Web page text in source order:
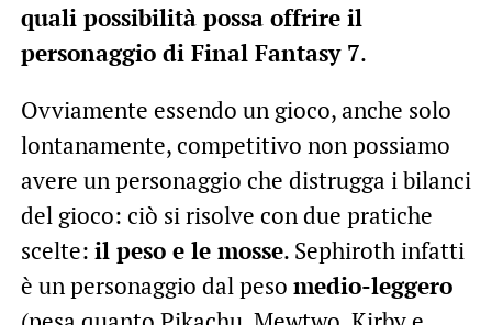
quali possibilità possa offrire il
personaggio di Final Fantasy 7.
Ovviamente essendo un gioco, anche solo
lontanamente, competitivo non possiamo
avere un personaggio che distrugga i bilanci
del gioco: ciò si risolve con due pratiche
scelte: il peso e le mosse. Sephiroth infatti
è un personaggio dal peso medio-leggero